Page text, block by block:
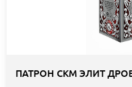
ПАТРОН СКМ ЭЛИТ